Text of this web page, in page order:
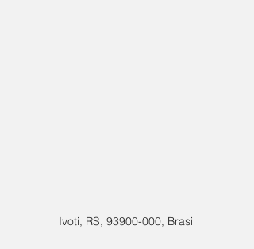
Ivoti, RS, 93900-000, Brasil